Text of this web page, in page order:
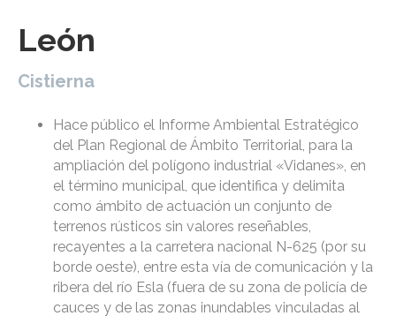
León
Cistierna
Hace público el Informe Ambiental Estratégico
del Plan Regional de Ámbito Territorial, para la
ampliación del polígono industrial «Vidanes», en
el término municipal, que identifica y delimita
como ámbito de actuación un conjunto de
terrenos rústicos sin valores reseñables,
recayentes a la carretera nacional N-625 (por su
borde oeste), entre esta vía de comunicación y la
ribera del río Esla (fuera de su zona de policía de
cauces y de las zonas inundables vinculadas al